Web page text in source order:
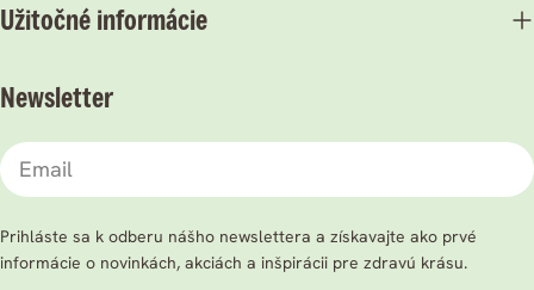
Užitočné informácie
Newsletter
Email
Prihláste sa k odberu nášho newslettera a získavajte ako prvé
informácie o novinkách, akciách a inšpirácii pre zdravú krásu.